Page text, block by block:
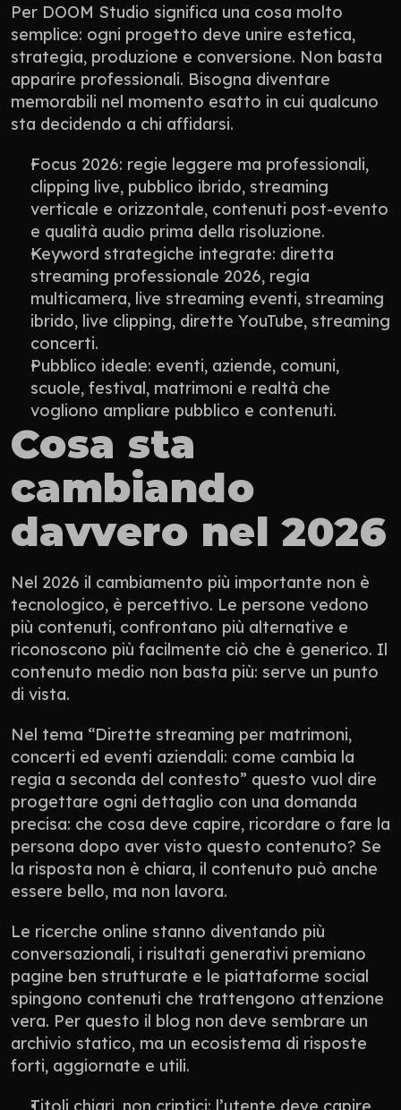
Per DOOM Studio significa una cosa molto
semplice: ogni progetto deve unire estetica,
strategia, produzione e conversione. Non basta
apparire professionali. Bisogna diventare
memorabili nel momento esatto in cui qualcuno
sta decidendo a chi affidarsi.
Focus 2026: regie leggere ma professionali,
clipping live, pubblico ibrido, streaming
verticale e orizzontale, contenuti post-evento
e qualità audio prima della risoluzione.
Keyword strategiche integrate: diretta
streaming professionale 2026, regia
multicamera, live streaming eventi, streaming
ibrido, live clipping, dirette YouTube, streaming
concerti.
Pubblico ideale: eventi, aziende, comuni,
scuole, festival, matrimoni e realtà che
vogliono ampliare pubblico e contenuti.
Cosa sta
cambiando
davvero nel 2026
Nel 2026 il cambiamento più importante non è
tecnologico, è percettivo. Le persone vedono
più contenuti, confrontano più alternative e
riconoscono più facilmente ciò che è generico. Il
contenuto medio non basta più: serve un punto
di vista.
Nel tema “Dirette streaming per matrimoni,
concerti ed eventi aziendali: come cambia la
regia a seconda del contesto” questo vuol dire
progettare ogni dettaglio con una domanda
precisa: che cosa deve capire, ricordare o fare la
persona dopo aver visto questo contenuto? Se
la risposta non è chiara, il contenuto può anche
essere bello, ma non lavora.
Le ricerche online stanno diventando più
conversazionali, i risultati generativi premiano
pagine ben strutturate e le piattaforme social
spingono contenuti che trattengono attenzione
vera. Per questo il blog non deve sembrare un
archivio statico, ma un ecosistema di risposte
forti, aggiornate e utili.
Titoli chiari, non criptici: l’utente deve capire